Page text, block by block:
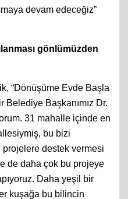
devam edeceğiz”
gönlümüzden
“Dönüşüme Evde Başla
Başkanımız Dr.
31 mahalle içinde en
bu bizi
projelere destek vermesi
de daha çok bu projeye
Daha yeşil bir
kuşağa bu bilincin